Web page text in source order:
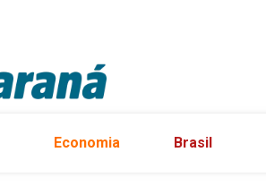
Economia Brasil